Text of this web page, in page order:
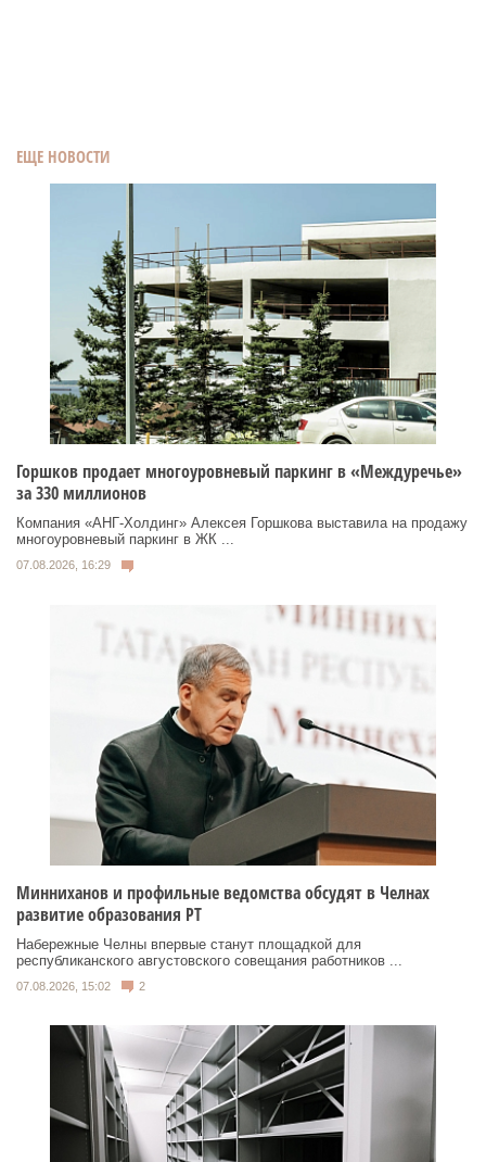
ЕЩЕ НОВОСТИ
Горшков продает многоуровневый паркинг в «Междуречье»
за 330 миллионов
Компания «АНГ-Холдинг» Алексея Горшкова выставила на продажу
многоуровневый паркинг в ЖК ...
07.08.2026, 16:29
Минниханов и профильные ведомства обсудят в Челнах
развитие образования РТ
Набережные Челны впервые станут площадкой для
республиканского августовского совещания работников ...
07.08.2026, 15:02 2